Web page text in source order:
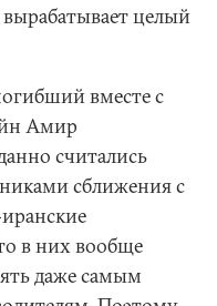
целый
вместе с
Амир
считались
сближения с
в них вообще
даже самым